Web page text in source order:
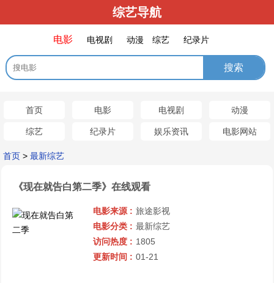
综艺导航
电影 电视剧 动漫 综艺 纪录片
首页 电影 电视剧 动漫
综艺 纪录片 娱乐资讯 电影网站
首页 > 最新综艺
《现在就告白第二季》在线观看
电影来源 : 旅途影视
电影分类 : 最新综艺
访问热度 : 1805
更新时间 : 01-21